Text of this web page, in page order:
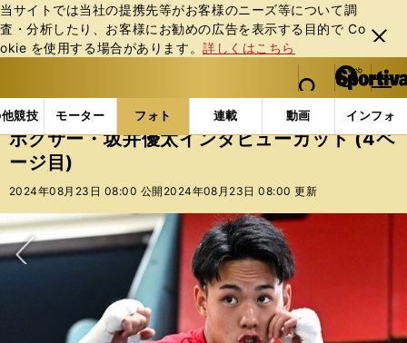
当サイトでは当社の提携先等がお客様のニーズ等について調
査・分析したり、お客様にお勧めの広告を表⽰する⽬的で Co
okie を使⽤する場合があります。詳しくはこちら
閉じ
る
web Sportiva (webスポルティーバ)
検索
マイペ
ー
ジ
メニュ
競技 モーター フォト 連載 動画 インフォ
b
ス
ポ
ル
ー
バ
フォトギャラリー コラムフォト ボクサー・坂井優
ボクサー・坂井優太インタビューカット (4ペ
ージ目)
2024年08月23日 08:00 公開 2024年08月23日 08:00 更新